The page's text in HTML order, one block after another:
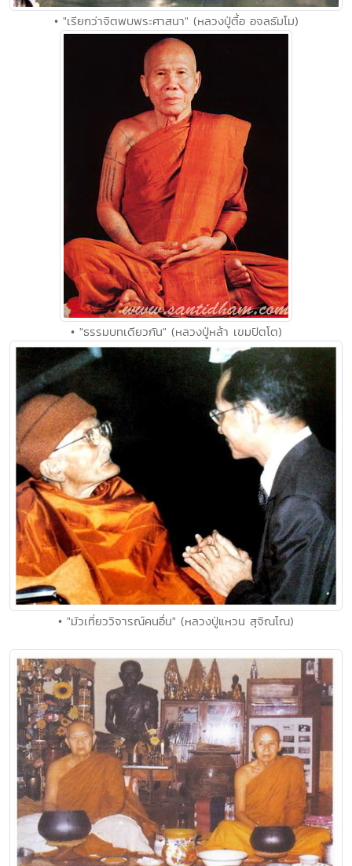
• "เรียกว่าจิตพบพระศาสนา" (หลวงปู่ตื้อ อจลธัมโม)
• "ธรรมบทเดียวกัน" (หลวงปู่หล้า เขมปัตโต)
• "มัวเที่ยววิจารณ์คนอื่น" (หลวงปู่แหวน สุจิณโณ)